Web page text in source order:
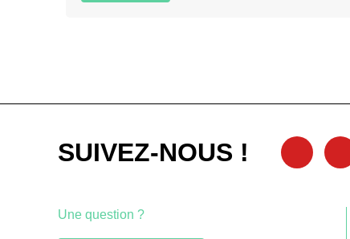
SUIVEZ-NOUS !
Une question ?